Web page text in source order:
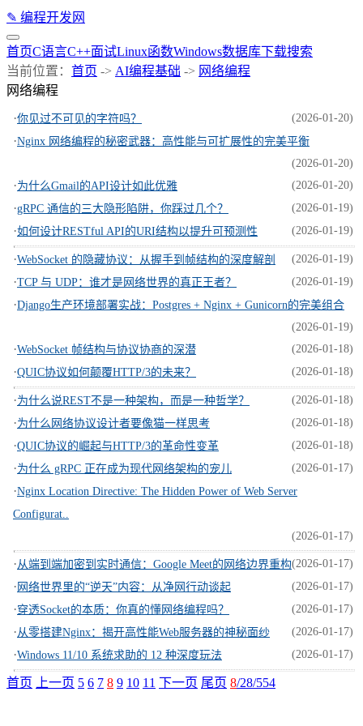
✎ 编程开发网
首页C语言C++面试Linux函数Windows数据库下载搜索
当前位置： 首页 -> AI编程基础 -> 网络编程
网络编程
·你见过不可见的字符吗？ (2026-01-20)
·Nginx 网络编程的秘密武器：高性能与可扩展性的完美平衡
(2026-01-20)
·为什么Gmail的API设计如此优雅 (2026-01-20)
·gRPC 通信的三大隐形陷阱，你踩过几个？ (2026-01-19)
·如何设计RESTful API的URI结构以提升可预测性 (2026-01-19)
·WebSocket 的隐藏协议：从握手到帧结构的深度解剖 (2026-01-19)
·TCP 与 UDP：谁才是网络世界的真正王者？ (2026-01-19)
·Django生产环境部署实战：Postgres + Nginx + Gunicorn的完美组合
(2026-01-19)
·WebSocket 帧结构与协议协商的深潜 (2026-01-18)
·QUIC协议如何颠覆HTTP/3的未来？ (2026-01-18)
·为什么说REST不是一种架构，而是一种哲学？ (2026-01-18)
·为什么网络协议设计者要像猫一样思考 (2026-01-18)
·QUIC协议的崛起与HTTP/3的革命性变革 (2026-01-18)
·为什么 gRPC 正在成为现代网络架构的宠儿 (2026-01-17)
·Nginx Location Directive: The Hidden Power of Web Server
Configurat..
(2026-01-17)
·从端到端加密到实时通信：Google Meet的网络边界重构(2026-01-17)
· 网络世界里的“逆天”内容：从净网行动谈起 (2026-01-17)
·穿透Socket的本质：你真的懂网络编程吗？ (2026-01-17)
·从零搭建Nginx：揭开高性能Web服务器的神秘面纱 (2026-01-17)
·Windows 11/10 系统求助的 12 种深度玩法 (2026-01-17)
首页 上一页 5 6 7 8 9 10 11 下一页 尾页 8/28/554